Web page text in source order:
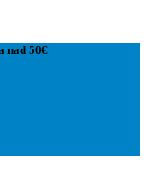
nad 50€